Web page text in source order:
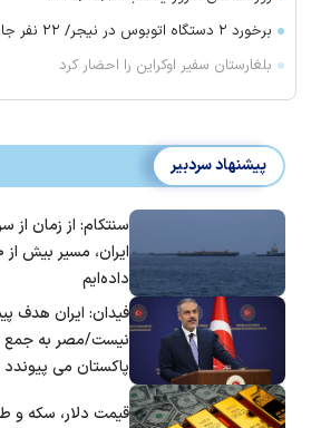
برخورد ۲ دستگاه اتوبوس در نیجر/ ۲۲ نفر جان باختند
بلغارستان سفیر اوکراین را احضار کرد
پیشنهاد سردبیر
سنتکام: از زمان از
داده‌ایم
فیدان: ایران هدف
نیست/مصر به جمع
پاکستان می پیوندد
قیمت دلار، سکه و